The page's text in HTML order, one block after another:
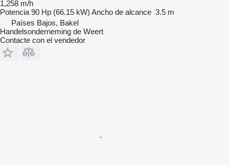
1,258 m/h
Potencia 90 Hp (66.15 kW) Ancho de alcance 3.5 m
Países Bajos, Bakel
Handelsonderneming de Weert
Contacte con el vendedor